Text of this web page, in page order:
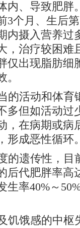
内、导致肥胖
3个月、生后
内摄入营养过
，治疗较困难
仅出现脂肪细
活动和体育
多但如活动过
，在病期或病
形成恶性循环
的遗传性，目
后代肥胖率高
生率40%～
饿感的中枢